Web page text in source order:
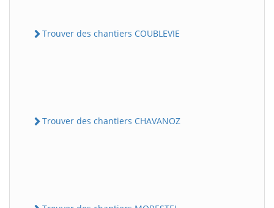
Trouver des chantiers COUBLEVIE
Trouver des chantiers CHAVANOZ